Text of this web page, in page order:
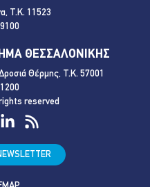
Τ.Κ. 11523
ΘΕΣΣΑΛΟΝΙΚΗΣ
Θέρμης, Τ.Κ. 57001
reserved